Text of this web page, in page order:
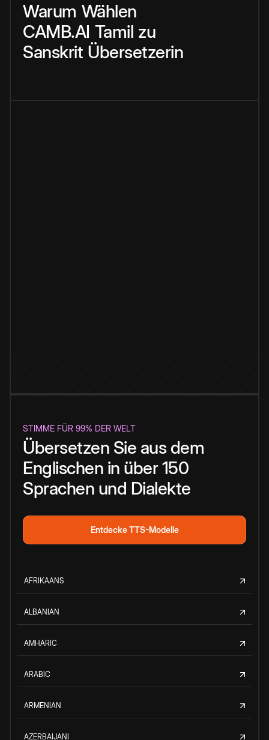
Warum Wählen
CAMB.AI Tamil zu
Sanskrit Übersetzerin
STIMME FÜR 99% DER WELT
Übersetzen Sie aus dem
Englischen in über 150
Sprachen und Dialekte
Entdecke TTS-Modelle
AFRIKAANS
ALBANIAN
AMHARIC
ARABIC
ARMENIAN
AZERBAIJANI